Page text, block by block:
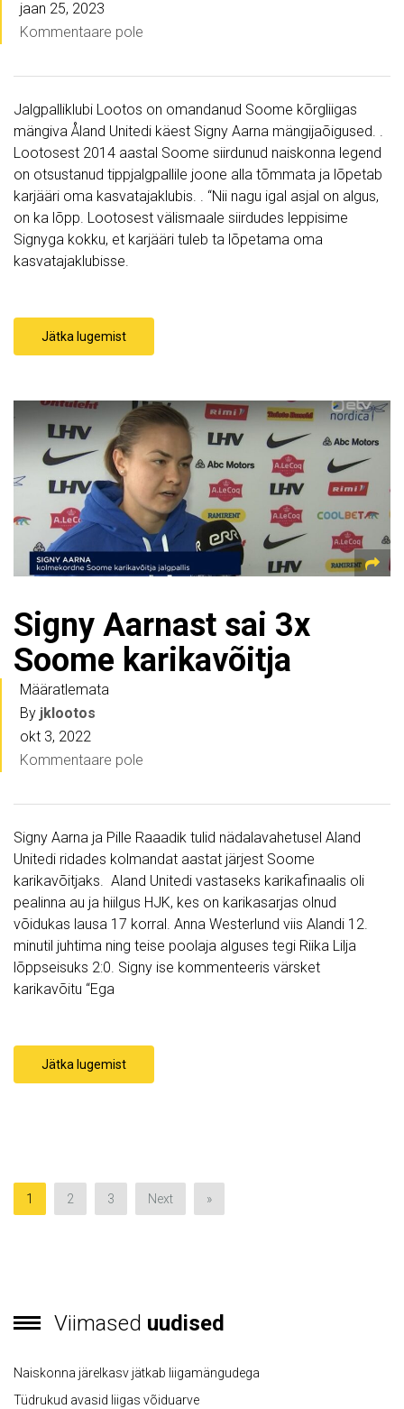
jaan 25, 2023
Kommentaare pole
Jalgpalliklubi Lootos on omandanud Soome kõrgliigas
mängiva Åland Unitedi käest Signy Aarna mängijaõigused. .
Lootosest 2014 aastal Soome siirdunud naiskonna legend
on otsustanud tippjalgpallile joone alla tõmmata ja lõpetab
karjääri oma kasvatajaklubis. . “Nii nagu igal asjal on algus,
on ka lõpp. Lootosest välismaale siirdudes leppisime
Signyga kokku, et karjääri tuleb ta lõpetama oma
kasvatajaklubisse.
Jätka lugemist
Signy Aarnast sai 3x
Soome karikavõitja
Määratlemata
By jklootos
okt 3, 2022
Kommentaare pole
Signy Aarna ja Pille Raaadik tulid nädalavahetusel Aland
Unitedi ridades kolmandat aastat järjest Soome
karikavõitjaks. Aland Unitedi vastaseks karikafinaalis oli
pealinna au ja hiilgus HJK, kes on karikasarjas olnud
võidukas lausa 17 korral. Anna Westerlund viis Alandi 12.
minutil juhtima ning teise poolaja alguses tegi Riika Lilja
lõppseisuks 2:0. Signy ise kommenteeris värsket
karikavõitu “Ega
Jätka lugemist
1 2 3 Next »
Viimased uudised
Naiskonna järelkasv jätkab liigamängudega
Tüdrukud avasid liigas võiduarve